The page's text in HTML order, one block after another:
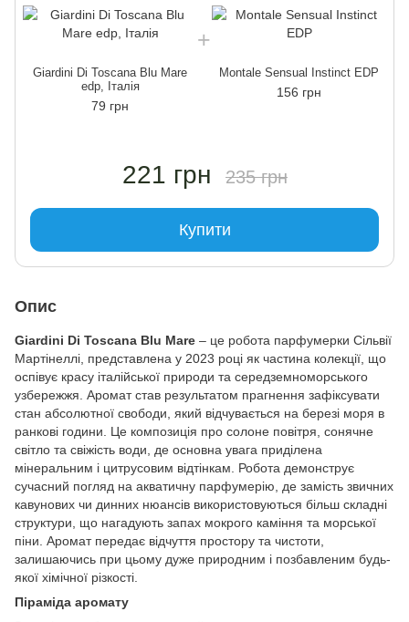
Giardini Di Toscana Blu Mare
edp, Італія
79 грн
Montale Sensual Instinct EDP
156 грн
221 грн 235 грн
Купити
Опис
Giardini Di Toscana Blu Mare – це робота парфумерки Сільвії
Мартінеллі, представлена у 2023 році як частина колекції, що
оспівує красу італійської природи та середземноморського
узбережжя. Аромат став результатом прагнення зафіксувати
стан абсолютної свободи, який відчувається на березі моря в
ранкові години. Це композиція про солоне повітря, сонячне
світло та свіжість води, де основна увага приділена
мінеральним і цитрусовим відтінкам. Робота демонструє
сучасний погляд на акватичну парфумерію, де замість звичних
кавунових чи динних нюансів використовуються більш складні
структури, що нагадують запах мокрого каміння та морської
піни. Аромат передає відчуття простору та чистоти,
залишаючись при цьому дуже природним і позбавленим будь-
якої хімічної різкості.
Піраміда аромату